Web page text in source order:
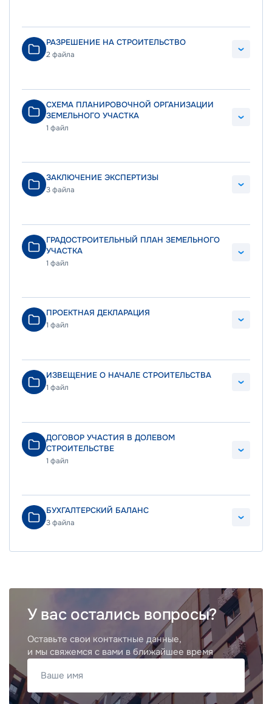
РАЗРЕШЕНИЕ НА СТРОИТЕЛЬСТВО
2 файла
СХЕМА ПЛАНИРОВОЧНОЙ ОРГАНИЗАЦИИ
ЗЕМЕЛЬНОГО УЧАСТКА
1 файл
ЗАКЛЮЧЕНИЕ ЭКСПЕРТИЗЫ
3 файла
ГРАДОСТРОИТЕЛЬНЫЙ ПЛАН ЗЕМЕЛЬНОГО
УЧАСТКА
1 файл
ПРОЕКТНАЯ ДЕКЛАРАЦИЯ
1 файл
ИЗВЕЩЕНИЕ О НАЧАЛЕ СТРОИТЕЛЬСТВА
1 файл
ДОГОВОР УЧАСТИЯ В ДОЛЕВОМ
СТРОИТЕЛЬСТВЕ
1 файл
БУХГАЛТЕРСКИЙ БАЛАНС
3 файла
У вас остались вопросы?
Оставьте свои контактные данные,
и мы свяжемся с вами в ближайшее время
Ваше имя